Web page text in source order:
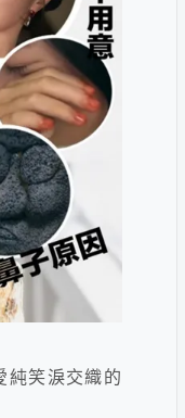
純笑淚交織的